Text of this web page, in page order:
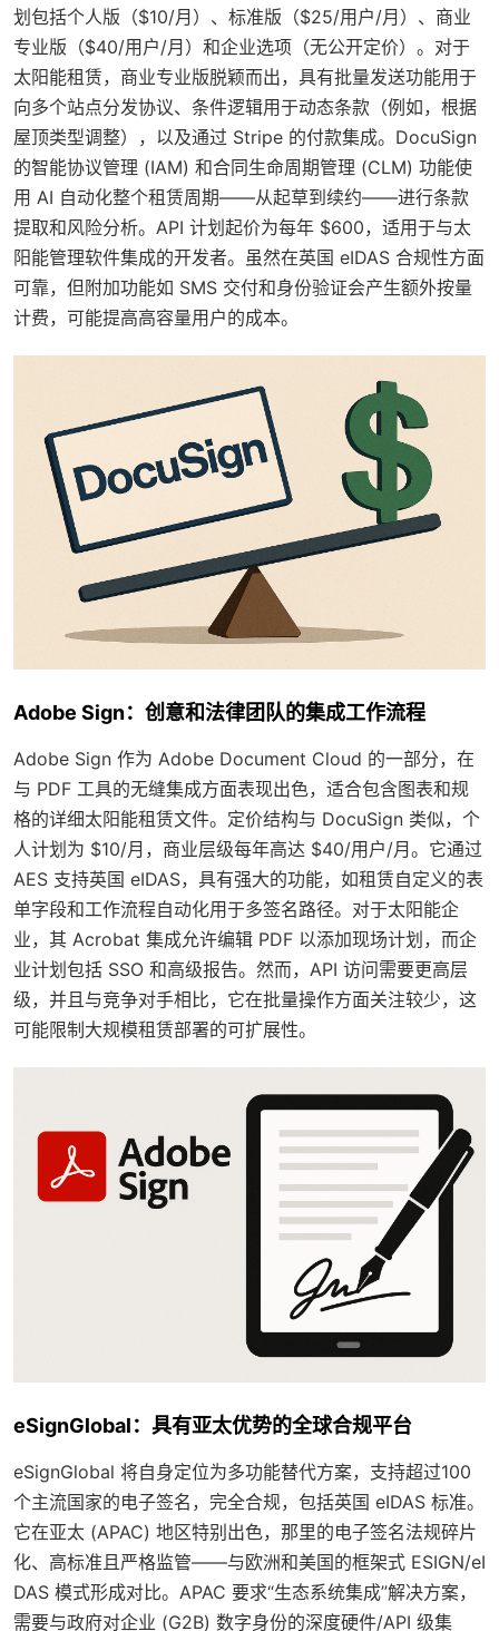
划包括个人版（$10/月）、标准版（$25/用户/月）、商业
专业版（$40/用户/月）和企业选项（无公开定价）。对于
太阳能租赁，商业专业版脱颖而出，具有批量发送功能用于
向多个站点分发协议、条件逻辑用于动态条款（例如，根据
屋顶类型调整），以及通过 Stripe 的付款集成。DocuSign
的智能协议管理 (IAM) 和合同生命周期管理 (CLM) 功能使
用 AI 自动化整个租赁周期——从起草到续约——进行条款
提取和风险分析。API 计划起价为每年 $600，适用于与太
阳能管理软件集成的开发者。虽然在英国 eIDAS 合规性方面
可靠，但附加功能如 SMS 交付和身份验证会产生额外按量
计费，可能提高高容量用户的成本。
Adobe Sign：创意和法律团队的集成工作流程
Adobe Sign 作为 Adobe Document Cloud 的一部分，在
与 PDF 工具的无缝集成方面表现出色，适合包含图表和规
格的详细太阳能租赁文件。定价结构与 DocuSign 类似，个
人计划为 $10/月，商业层级每年高达 $40/用户/月。它通过
AES 支持英国 eIDAS，具有强大的功能，如租赁自定义的表
单字段和工作流程自动化用于多签名路径。对于太阳能企
业，其 Acrobat 集成允许编辑 PDF 以添加现场计划，而企
业计划包括 SSO 和高级报告。然而，API 访问需要更高层
级，并且与竞争对手相比，它在批量操作方面关注较少，这
可能限制大规模租赁部署的可扩展性。
eSignGlobal：具有亚太优势的全球合规平台
eSignGlobal 将自身定位为多功能替代方案，支持超过100
个主流国家的电子签名，完全合规，包括英国 eIDAS 标准。
它在亚太 (APAC) 地区特别出色，那里的电子签名法规碎片
化、高标准且严格监管——与欧洲和美国的框架式 ESIGN/eI
DAS 模式形成对比。APAC 要求“生态系统集成”解决方案，
需要与政府对企业 (G2B) 数字身份的深度硬件/API 级集